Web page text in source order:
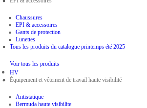
Chaussures
EPI & accessoires
Gants de protection
Lunettes
Tous les produits du catalogue printemps été 2025
Voir tous les produits
HV
Équipement et vêtement de travail haute visibilité
Antistatique
Bermuda haute visibilite